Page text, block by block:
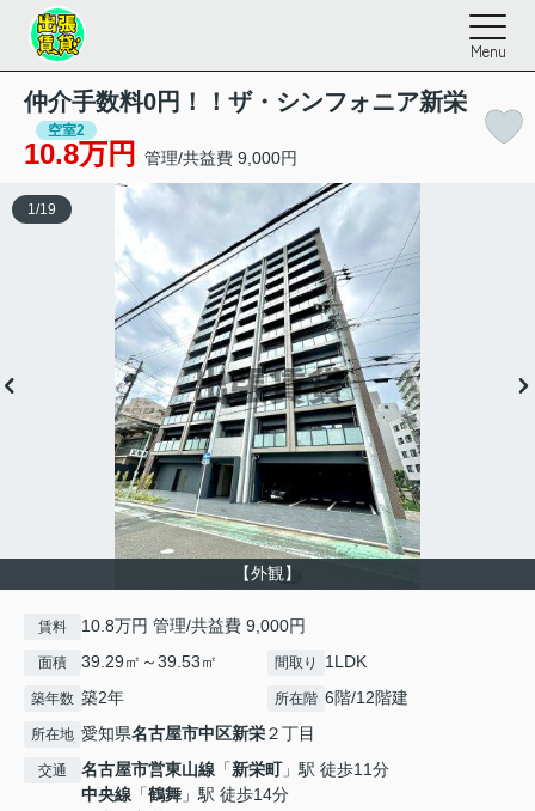
Menu
仲介手数料0円！！ザ・シンフォニア新栄
空室2
10.8万円 管理/共益費 9,000円
【外観】
1 /19
賃料 10.8万円 管理/共益費 9,000円
面積 39.29㎡～39.53㎡ 間取り 1LDK
築年数 築2年 所在階 6階/12階建
所在地 愛知県名古屋市中区新栄２丁目
交通 名古屋市営東山線 「新栄町」駅 徒歩11分
中央線 「鶴舞 」駅 徒歩14分